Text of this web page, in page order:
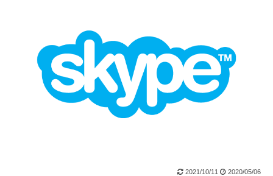
2021/10/11 2020/05/06